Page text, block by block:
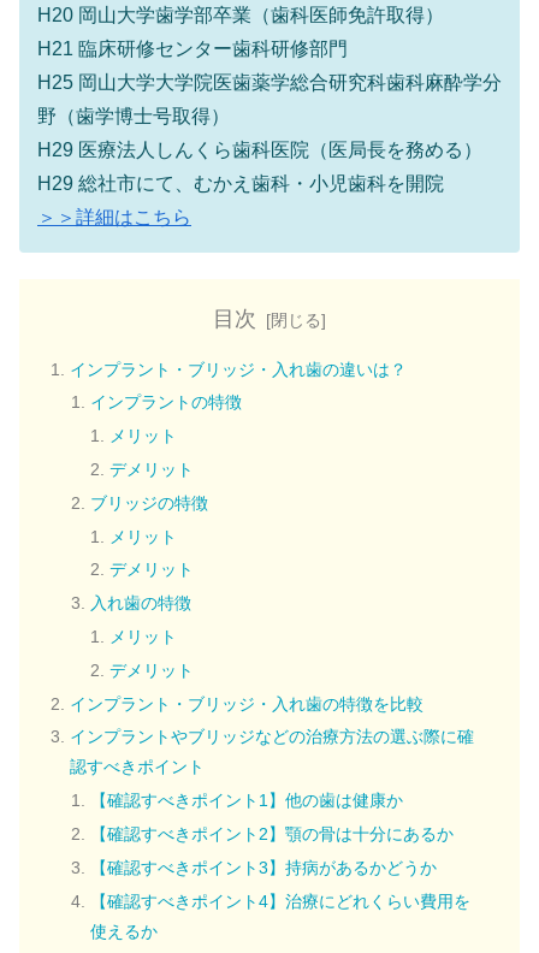
H20 岡山大学歯学部卒業（歯科医師免許取得）
H21 臨床研修センター歯科研修部門
H25 岡山大学大学院医歯薬学総合研究科歯科麻酔学分
野（歯学博士号取得）
H29 医療法人しんくら歯科医院（医局長を務める）
H29 総社市にて、むかえ歯科・小児歯科を開院
＞＞詳細はこちら
目次
インプラント・ブリッジ・入れ歯の違いは？
インプラントの特徴
メリット
デメリット
ブリッジの特徴
メリット
デメリット
入れ歯の特徴
メリット
デメリット
インプラント・ブリッジ・入れ歯の特徴を比較
インプラントやブリッジなどの治療方法の選ぶ際に確
認すべきポイント
【確認すべきポイント1】他の歯は健康か
【確認すべきポイント2】顎の骨は十分にあるか
【確認すべきポイント3】持病があるかどうか
【確認すべきポイント4】治療にどれくらい費用を
使えるか